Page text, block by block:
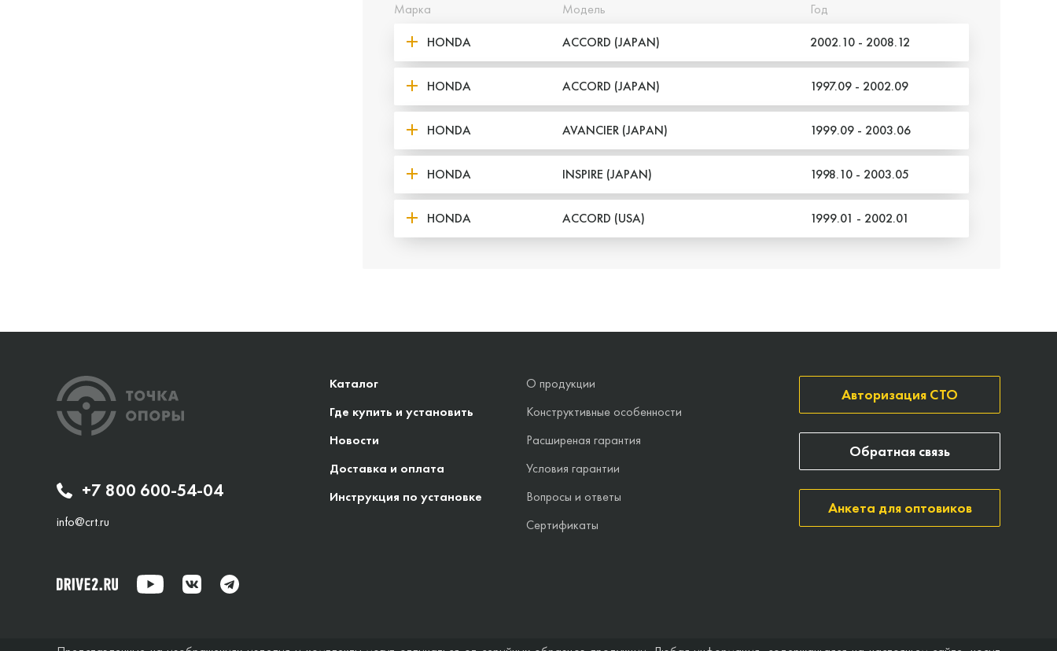
Марка Модель
Год
HONDA
ACCORD (JAPAN) 2002.10 - 2008.12
HONDA ACCORD (JAPAN) 1997.09 - 2002.09
HONDA AVANCIER (JAPAN) 1999.09 - 2003.06
HONDA INSPIRE (JAPAN) 1998.10 - 2003.05
HONDA ACCORD (USA) 1999.01 - 2002.01
+7 800 600-54-04
info@crt.ru
Каталог
Где купить и установить
Новости
Доставка и оплата
Инструкция по установке
О продукции
Конструктивные особенности
Расширеная гарантия
Условия гарантии
Вопросы и ответы
Сертификаты
Авторизация СТО
Анкета для оптовиков
Обратная связь